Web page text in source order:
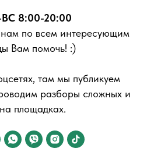
8:00-20:00
по всем интересующим
Вам помочь! :)
там мы публикуем
разборы сложных и
площадках.